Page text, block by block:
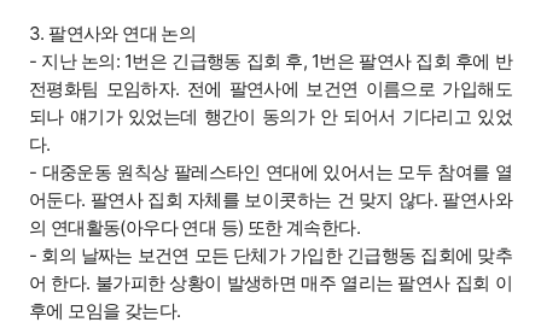
3. 팔연사와 연대 논의
- 지난 논의: 1번은 긴급행동 집회 후, 1번은 팔연사 집회 후에 반
전평화팀 모임하자. 전에 팔연사에 보건연 이름으로 가입해도
되나 얘기가 있었는데 행간이 동의가 안 되어서 기다리고 있었
다.
- 대중운동 원칙상 팔레스타인 연대에 있어서는 모두 참여를 열
어둔다. 팔연사 집회 자체를 보이콧하는 건 맞지 않다. 팔연사와
의 연대활동(아우다 연대 등) 또한 계속한다.
- 회의 날짜는 보건연 모든 단체가 가입한 긴급행동 집회에 맞추
어 한다. 불가피한 상황이 발생하면 매주 열리는 팔연사 집회 이
후에 모임을 갖는다.